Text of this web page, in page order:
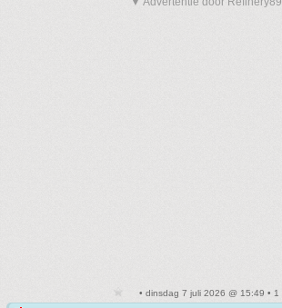
• dinsdag 7 juli 2026 @ 15:49 • 1